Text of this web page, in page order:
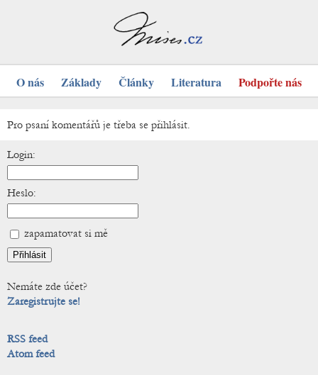
O nás Základy Články Literatura Podpořte nás
Pro psaní komentářů je třeba se přihlásit.
Login:
Heslo:
zapamatovat si mě
Nemáte zde účet?
Zaregistrujte se!
RSS feed
Atom feed